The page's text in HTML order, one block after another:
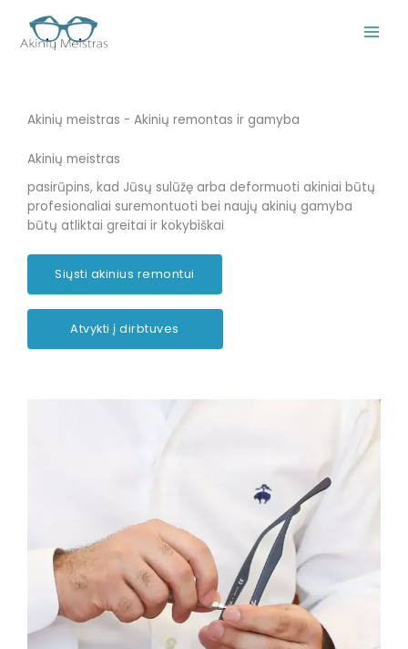
turinio
Akinių meistras - Akinių remontas ir gamyba
Akinių meistras
pasirūpins, kad Jūsų sulūžę arba deformuoti akiniai būtų
profesionaliai suremontuoti bei naujų akinių gamyba
būtų atliktai greitai ir kokybiškai
Siųsti akinius remontui
Atvykti į dirbtuves